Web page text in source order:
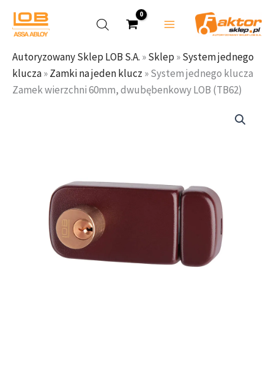
treści
Autoryzowany Sklep LOB S.A. »Sklep »System jednego
klucza»Zamki na jeden klucz »System jednego klucza
Zamek wierzchni 60mm, dwubębenkowy LOB (TB62)
dwubębenkowy